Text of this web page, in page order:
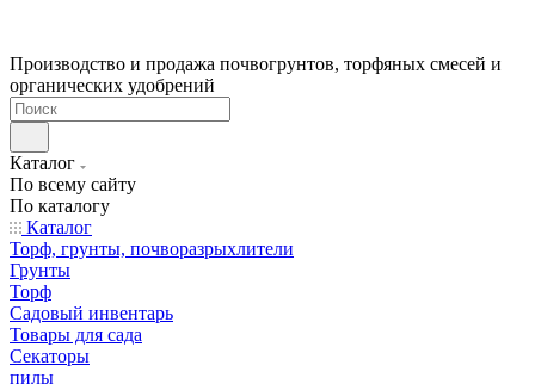
Производство и продажа почвогрунтов, торфяных смесей и
органических удобрений
Каталог
По всему сайту
По каталогу
Каталог
Торф, грунты, почворазрыхлители
Грунты
Торф
Садовый инвентарь
Товары для сада
Секаторы
пилы